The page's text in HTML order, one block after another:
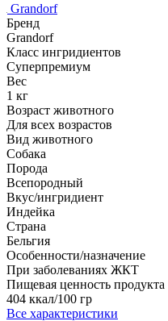
Grandorf
Бренд
Grandorf
Класс ингридиентов
Суперпремиум
Вес
1 кг
Возраст животного
Для всех возрастов
Вид животного
Собака
Порода
Всепородный
Вкус/ингридиент
Индейка
Страна
Бельгия
Особенности/назначение
При заболеваниях ЖКТ
Пищевая ценность продукта
404 ккал/100 гр
Все характеристики